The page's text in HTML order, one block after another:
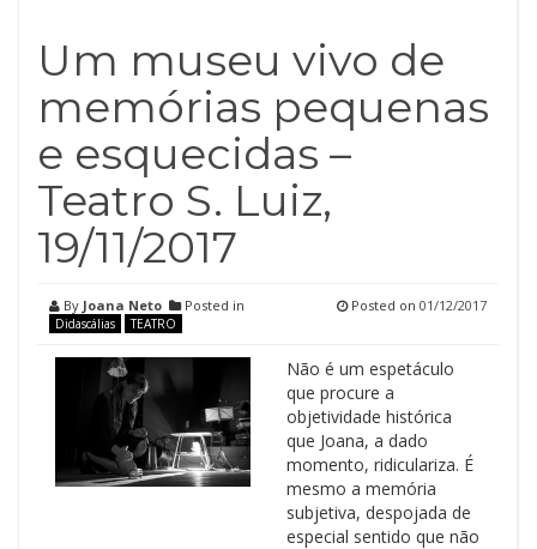
Um museu vivo de
memórias pequenas
e esquecidas –
Teatro S. Luiz,
19/11/2017
By Joana Neto Posted in
Didascálias TEATRO
Posted on 01/12/2017
Não é um espetáculo
que procure a
objetividade histórica
que Joana, a dado
momento, ridiculariza. É
mesmo a memória
subjetiva, despojada de
especial sentido que não